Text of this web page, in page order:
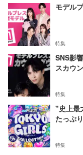
モデル
特集
SNS影
スカウ
特集
"史上最
たっぷ
特集